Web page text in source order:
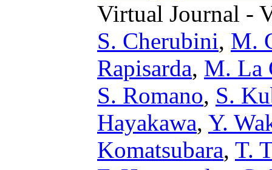
Virtual Journal -
S. Cherubini, M.
Rapisarda, M. La
S. Romano, S.
Hayakawa, Y.
Komatsubara, T.